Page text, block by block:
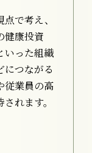
で考え、
健康投資
いった組織
につながる
従業員の高
れます。